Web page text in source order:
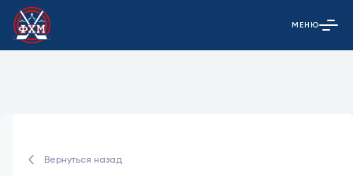
Открыть
МЕНЮ
Вернуться назад